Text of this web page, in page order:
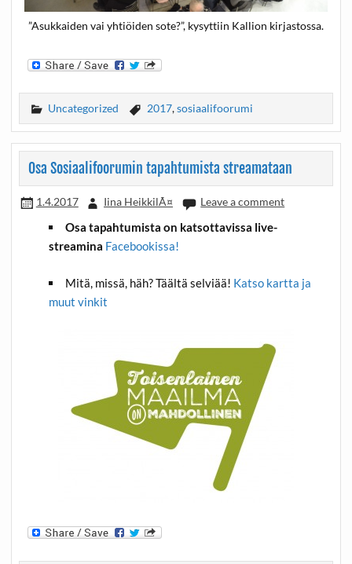
”Asukkaiden vai yhtiöiden sote?”, kysyttiin Kallion kirjastossa.
Uncategorized 2017,sosiaalifoorumi
Osa Sosiaalifoorumin tapahtumista streamataan
1.4.2017 Iina HeikkilÃ¤ Leave a comment
Osa tapahtumista on katsottavissa live-
streamina Facebookissa!
Mitä, missä, häh? Täältä selviää! Katso kartta ja
muut vinkit